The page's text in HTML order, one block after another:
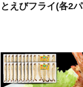
とえびフライ(各2